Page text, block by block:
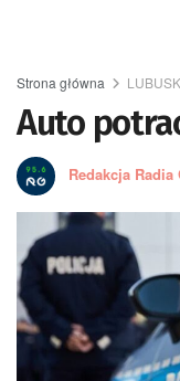
Strona główna
Auto
Redakcja Radia